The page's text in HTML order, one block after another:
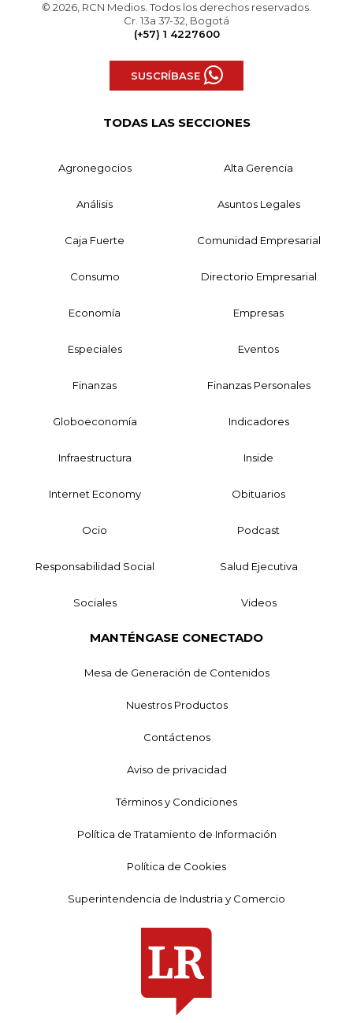
© 2026, RCN Medios. Todos los derechos reservados.
Cr. 13a 37-32, Bogotá
(+57) 1 4227600
SUSCRÍBASE
TODAS LAS SECCIONES
Agronegocios Alta Gerencia
Análisis Asuntos Legales
Caja Fuerte Comunidad Empresarial
Consumo Directorio Empresarial
Economía Empresas
Especiales Eventos
Finanzas Finanzas Personales
Globoeconomía Indicadores
Infraestructura Inside
Internet Economy Obituarios
Ocio Podcast
Responsabilidad Social Salud Ejecutiva
Sociales Videos
MANTÉNGASE CONECTADO
Mesa de Generación de Contenidos
Nuestros Productos
Contáctenos
Aviso de privacidad
Términos y Condiciones
Política de Tratamiento de Información
Política de Cookies
Superintendencia de Industria y Comercio